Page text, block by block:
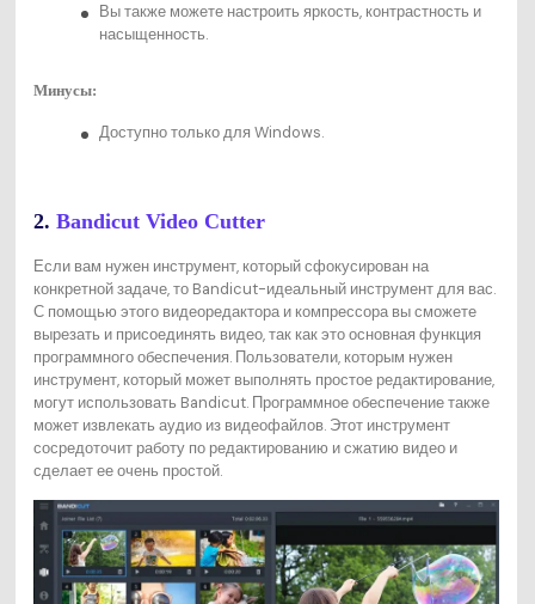
Вы также можете настроить яркость, контрастность и
насыщенность.
Минусы:
Доступно только для Windows.
2. Bandicut Video Cutter
Если вам нужен инструмент, который сфокусирован на
конкретной задаче, то Bandicut-идеальный инструмент для вас.
С помощью этого видеоредактора и компрессора вы сможете
вырезать и присоединять видео, так как это основная функция
программного обеспечения. Пользователи, которым нужен
инструмент, который может выполнять простое редактирование,
могут использовать Bandicut. Программное обеспечение также
может извлекать аудио из видеофайлов. Этот инструмент
сосредоточит работу по редактированию и сжатию видео и
сделает ее очень простой.